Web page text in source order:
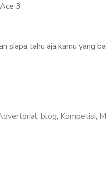
3
siapa tahu aja kamu yang
, blog, Kompetisi,